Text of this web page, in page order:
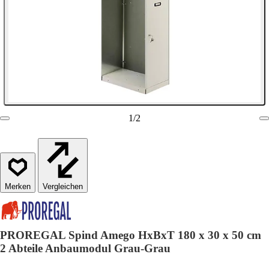
1/2
Vergleichen
PROREGAL Spind Amego HxBxT 180 x 30 x 50 cm
2 Abteile Anbaumodul Grau-Grau